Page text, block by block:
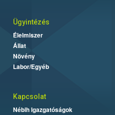
Ügyintézés
Élelmiszer
Állat
Növény
Labor/Egyéb
Kapcsolat
Nébih Igazgatóságok